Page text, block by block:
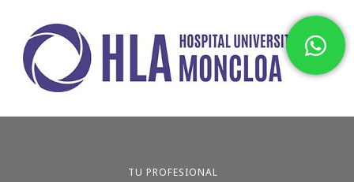
Hospital HLA Universitario
Moncloa
TU PROFESIONAL